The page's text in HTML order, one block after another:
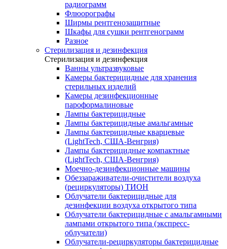
радиограмм
Флюорографы
Ширмы рентгенозащитные
Шкафы для сушки рентгенограмм
Разное
Стерилизация и дезинфекция
Стерилизация и дезинфекция
Ванны ультразвуковые
Камеры бактерицидные для хранения
стерильных изделий
Камеры дезинфекционные
пароформалиновые
Лампы бактерицидные
Лампы бактерицидные амальгамные
Лампы бактерицидные кварцевые
(LightTech, США-Венгрия)
Лампы бактерицидные компактные
(LightTech, США-Венгрия)
Моечно-дезинфекционные машины
Обеззараживатели-очистители воздуха
(рециркуляторы) ТИОН
Облучатели бактерицидные для
дезинфекции воздуха открытого типа
Облучатели бактерицидные с амальгамными
лампами открытого типа (экспресс-
облучатели)
Облучатели-рециркуляторы бактерицидные